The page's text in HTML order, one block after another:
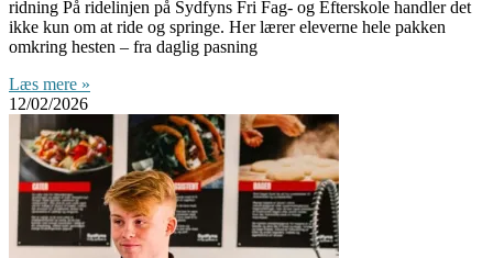
ridning På ridelinjen på Sydfyns Fri Fag- og Efterskole handler det
ikke kun om at ride og springe. Her lærer eleverne hele pakken
omkring hesten – fra daglig pasning
Læs mere »
12/02/2026